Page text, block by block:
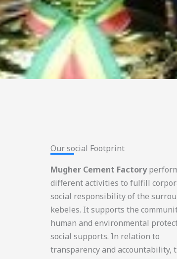
Our social Footprint​
Mugher Cement Factory
different activities to fulfill
social responsibility of the
kebeles. It supports the
human and environmental
social supports. In relation to
transparency and accountability,